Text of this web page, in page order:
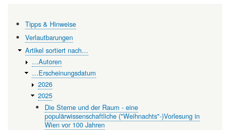
ihrem
Geruch
nach
verfaultem
Fleisch
gekommen
Tipps & Hinweise
Verlautbarungen
Artikel sortiert nach…
…Autoren
…Erscheinungsdatum
2026
2025
Die Sterne und der Raum - eine
populärwissenschaftliche ("Weihnachts"-)Vorlesung in
Wien vor 100 Jahren